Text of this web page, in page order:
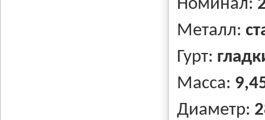
Номинал:
Металл:
Гурт:
Масса:
Диаметр: